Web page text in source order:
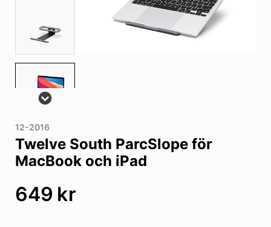
12-2016
Twelve South ParcSlope för
MacBook och iPad
649 kr